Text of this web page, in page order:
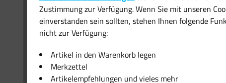
Zustimmung zur Verfügung. Wenn Sie mit unseren
einverstanden sein sollten, stehen Ihnen folgende
nicht zur Verfügung:
Artikel in den Warenkorb legen
Merkzettel
Artikelempfehlungen und vieles mehr